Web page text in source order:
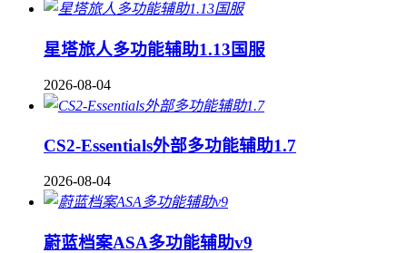
星塔旅人多功能辅助1.13国服
2026-08-04
CS2-Essentials外部多功能辅助1.7
2026-08-04
蔚蓝档案ASA多功能辅助v9